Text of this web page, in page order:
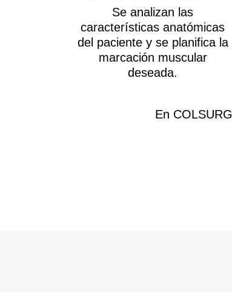
Se analizan las
características anatómicas
del paciente y se planifica la
marcación muscular
deseada.
En